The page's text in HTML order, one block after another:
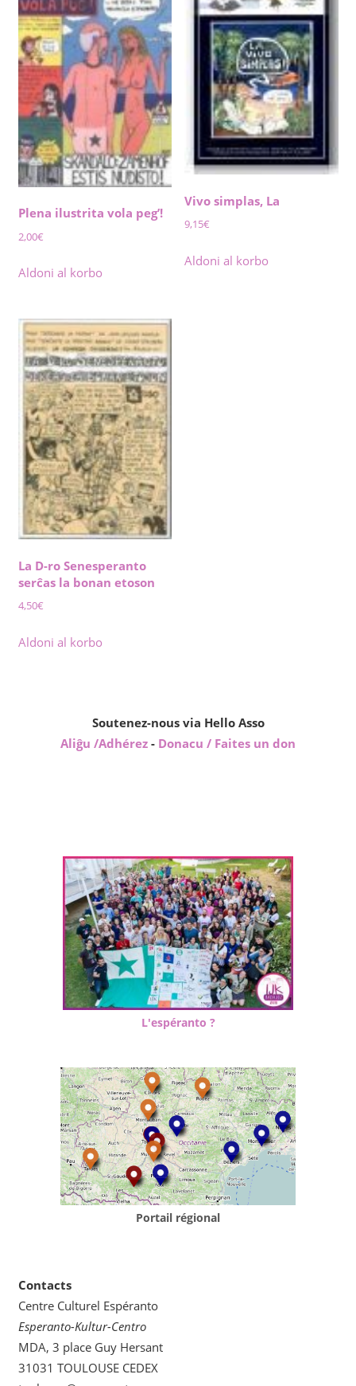
Plena ilustrita vola peg’!
2,00€
Aldoni al korbo
Vivo simplas, La
9,15€
Aldoni al korbo
La D-ro Senesperanto
serĉas la bonan etoson
4,50€
Aldoni al korbo
Soutenez-nous via Hello Asso
Aliĝu /Adhérez - Donacu / Faites un don
L'espéranto ?
Portail régional
Contacts
Centre Culturel Espéranto
Esperanto-Kultur-Centro
MDA, 3 place Guy Hersant
31031 TOULOUSE CEDEX